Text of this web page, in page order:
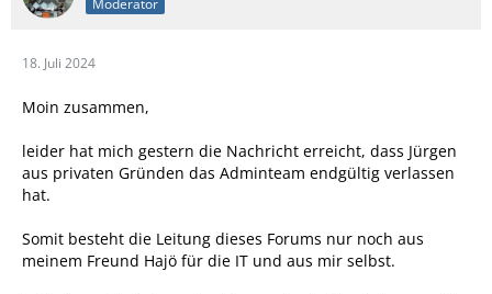
Moderator
18. Juli 2024
Moin zusammen,
leider hat mich gestern die Nachricht erreicht, dass Jürgen
aus privaten Gründen das Adminteam endgültig verlassen
hat.
Somit besteht die Leitung dieses Forums nur noch aus
meinem Freund Hajö für die IT und aus mir selbst.